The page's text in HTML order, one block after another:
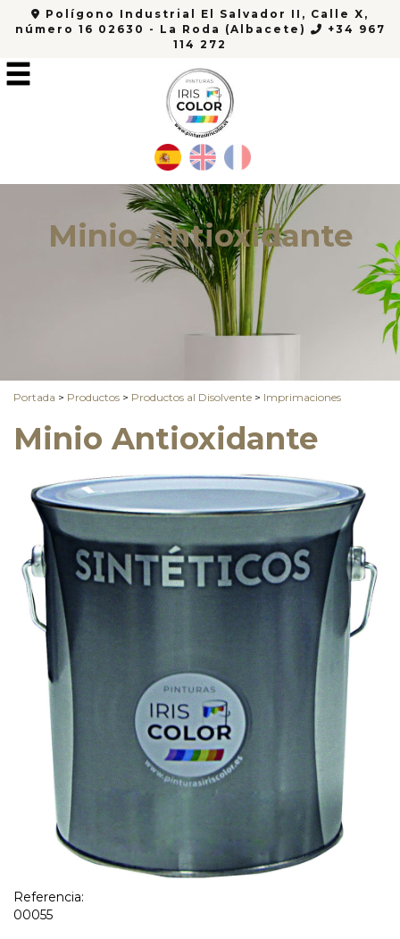
Polígono Industrial El Salvador II, Calle X,
número 16 02630 - La Roda (Albacete)
+34 967
114 272
Minio Antioxidante
Portada > Productos > Productos al Disolvente > Imprimaciones
Minio Antioxidante
Referencia:
00055